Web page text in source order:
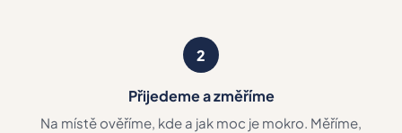
2
Přijedeme a změříme
Na místě ověříme, kde a jak moc je mokro. Měříme,